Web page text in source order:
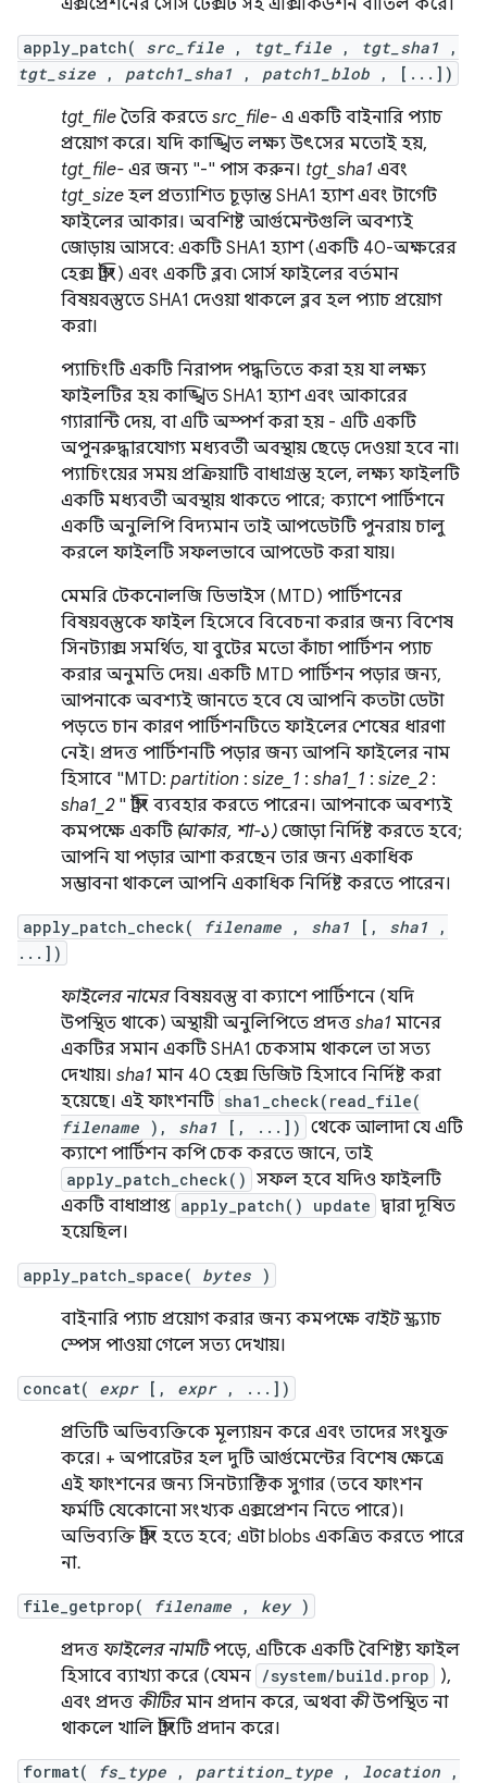
এক্সপ্রেশনের সোর্স টেক্সট সহ এক্সিকিউশন বাতিল করে।
apply_patch( src_file , tgt_file , tgt_sha1 ,
tgt_size , patch1_sha1 , patch1_blob , [...])
tgt_file তৈরি করতে src_file- এ একটি বাইনারি প্যাচ
প্রয়োগ করে। যদি কাঙ্খিত লক্ষ্য উৎসের মতোই হয়,
tgt_file- এর জন্য "-" পাস করুন। tgt_sha1 এবং
tgt_size হল প্রত্যাশিত চূড়ান্ত SHA1 হ্যাশ এবং টার্গেট
ফাইলের আকার। অবশিষ্ট আর্গুমেন্টগুলি অবশ্যই
জোড়ায় আসবে: একটি SHA1 হ্যাশ (একটি 40-অক্ষরের
হেক্স স্ট্রিং) এবং একটি ব্লব৷ সোর্স ফাইলের বর্তমান
বিষয়বস্তুতে SHA1 দেওয়া থাকলে ব্লব হল প্যাচ প্রয়োগ
করা।
প্যাচিংটি একটি নিরাপদ পদ্ধতিতে করা হয় যা লক্ষ্য
ফাইলটির হয় কাঙ্খিত SHA1 হ্যাশ এবং আকারের
গ্যারান্টি দেয়, বা এটি অস্পর্শ করা হয় - এটি একটি
অপুনরুদ্ধারযোগ্য মধ্যবর্তী অবস্থায় ছেড়ে দেওয়া হবে না।
প্যাচিংয়ের সময় প্রক্রিয়াটি বাধাগ্রস্ত হলে, লক্ষ্য ফাইলটি
একটি মধ্যবর্তী অবস্থায় থাকতে পারে; ক্যাশে পার্টিশনে
একটি অনুলিপি বিদ্যমান তাই আপডেটটি পুনরায় চালু
করলে ফাইলটি সফলভাবে আপডেট করা যায়।
মেমরি টেকনোলজি ডিভাইস (MTD) পার্টিশনের
বিষয়বস্তুকে ফাইল হিসেবে বিবেচনা করার জন্য বিশেষ
সিনট্যাক্স সমর্থিত, যা বুটের মতো কাঁচা পার্টিশন প্যাচ
করার অনুমতি দেয়। একটি MTD পার্টিশন পড়ার জন্য,
আপনাকে অবশ্যই জানতে হবে যে আপনি কতটা ডেটা
পড়তে চান কারণ পার্টিশনটিতে ফাইলের শেষের ধারণা
নেই। প্রদত্ত পার্টিশনটি পড়ার জন্য আপনি ফাইলের নাম
হিসাবে "MTD: partition : size_1 : sha1_1 : size_2:
sha1_2" স্ট্রিং ব্যবহার করতে পারেন। আপনাকে অবশ্যই
কমপক্ষে একটি (আকার, শা-১) জোড়া নির্দিষ্ট করতে হবে;
আপনি যা পড়ার আশা করছেন তার জন্য একাধিক
সম্ভাবনা থাকলে আপনি একাধিক নির্দিষ্ট করতে পারেন।
apply_patch_check( filename , sha1 [, sha1 ,
...])
ফাইলের নামেরবিষয়বস্তু বা ক্যাশে পার্টিশনে (যদি
উপস্থিত থাকে) অস্থায়ী অনুলিপিতে প্রদত্ত sha1 মানের
একটির সমান একটি SHA1 চেকসাম থাকলে তা সত্য
দেখায়। sha1 মান 40 হেক্স ডিজিট হিসাবে নির্দিষ্ট করা
হয়েছে। এই ফাংশনটি sha1_check(read_file(
filename ), sha1 [, ...]) থেকে আলাদা যে এটি
ক্যাশে পার্টিশন কপি চেক করতে জানে, তাই
apply_patch_check() সফল হবে যদিও ফাইলটি
একটি বাধাপ্রাপ্ত apply_patch() update দ্বারা দূষিত
হয়েছিল।
apply_patch_space( bytes )
বাইনারি প্যাচ প্রয়োগ করার জন্য কমপক্ষে বাইটস্ক্র্যাচ
স্পেস পাওয়া গেলে সত্য দেখায়।
concat( expr[, expr, ...])
প্রতিটি অভিব্যক্তিকে মূল্যায়ন করে এবং তাদের সংযুক্ত
করে। + অপারেটর হল দুটি আর্গুমেন্টের বিশেষ ক্ষেত্রে
এই ফাংশনের জন্য সিনট্যাক্টিক সুগার (তবে ফাংশন
ফর্মটি যেকোনো সংখ্যক এক্সপ্রেশন নিতে পারে)।
অভিব্যক্তি স্ট্রিং হতে হবে; এটা blobs একত্রিত করতে পারে
না.
file_getprop( filename , key)
প্রদত্ত ফাইলের নামটিপড়ে, এটিকে একটি বৈশিষ্ট্য ফাইল
হিসাবে ব্যাখ্যা করে (যেমন /system/build.prop
),
এবং প্রদত্ত কীটিরমান প্রদান করে, অথবাকীউপস্থিত না
থাকলে খালি স্ট্রিংটি প্রদান করে।
format( fs_type , partition_type , location ,